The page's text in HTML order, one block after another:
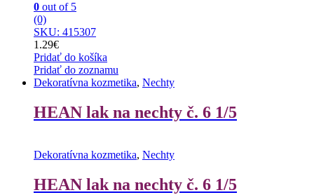
0 out of 5
(0)
SKU: 415307
1.29€
Pridať do košíka
Pridať do zoznamu
Dekoratívna kozmetika, Nechty
HEAN lak na nechty č. 6 1/5
Dekoratívna kozmetika, Nechty
HEAN lak na nechty č. 6 1/5